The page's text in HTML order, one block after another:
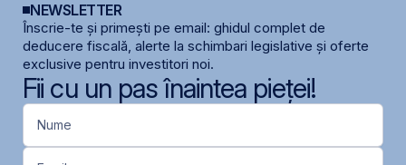
NEWSLETTER
Înscrie-te și primești pe email: ghidul complet de
deducere fiscală, alerte la schimbari legislative și oferte
exclusive pentru investitori noi.
Fii cu un pas înaintea pieței!
Nume